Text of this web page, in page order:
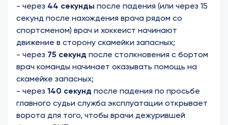
- через 44 секунды после падения (или через 15
секунд после нахождения врача рядом со
спортсменом) врач и хоккеист начинают
движение в сторону скамейки запасных;
- через 75 секунд после столкновения с бортом
врач команды начинает оказывать помощь на
скамейке запасных;
- через 140 секунд после падения по просьбе
главного судьи служба эксплуатации открывает
ворота для того, чтобы врачи дежурившей